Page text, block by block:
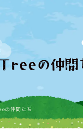
の仲間
の仲間たち